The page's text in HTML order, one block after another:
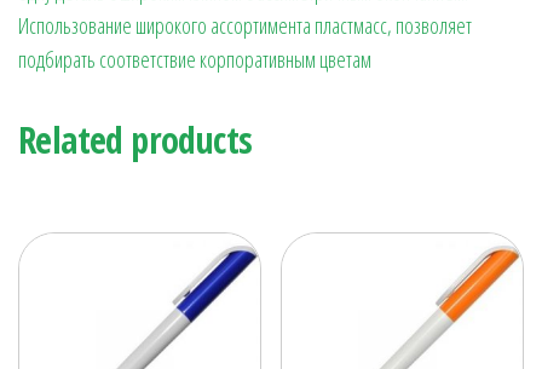
Использование широкого ассортимента пластмасс, позволяет
подбирать соответствие корпоративным цветам
Related products